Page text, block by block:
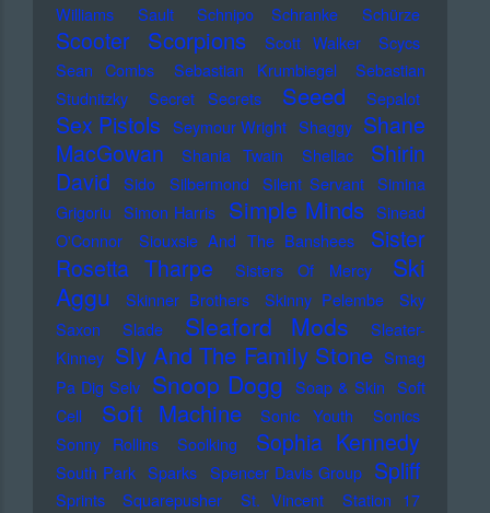
Williams
Sault Schnipo Schranke Schürze
Scooter Scorpions Scott Walker
Scycs
Sean Combs
Sebastian Krumbiegel
Sebastian
Studnitzky
Secret Secrets Seeed Sepalot
Sex Pistols Seymour Wright Shaggy Shane
MacGowan
Shania Twain Shellac
Shirin
David
Sido Silbermond Silent Servant Simina
Grigoriu Simon Harris Simple Minds Sinead
O'Connor
Siouxsie And The Banshees
Sister
Rosetta Tharpe
Sisters Of Mercy
Ski
Aggu
Skinner Brothers Skinny Pelembe
Sky
Saxon
Slade Sleaford Mods
Sleater-
Kinney Sly And The Family Stone Smag
Pa Dig Selv Snoop Dogg Soap & Skin Soft
Cell
Soft Machine Sonic Youth
Sonics
Sonny Rollins
Soolking Sophia Kennedy
South Park Sparks Spencer Davis Group Spliff
Sprints Squarepusher St. Vincent
Station 17